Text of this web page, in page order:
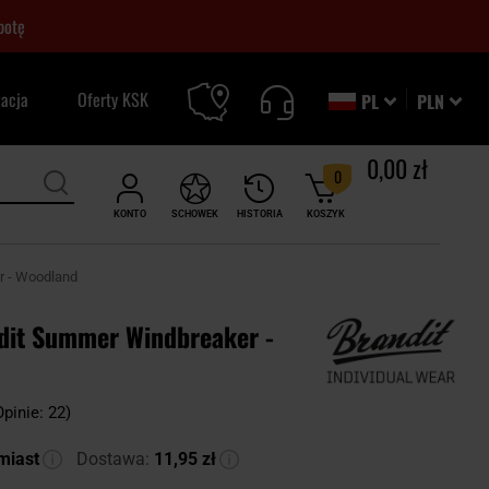
PLN
PL
Oferty KSK
KONTO HISTORIA
SCHOWEK KOSZYK
0 0,00 zł
- Woodland
Summer Windbreaker -
22)
Dostawa: 11,95 zł